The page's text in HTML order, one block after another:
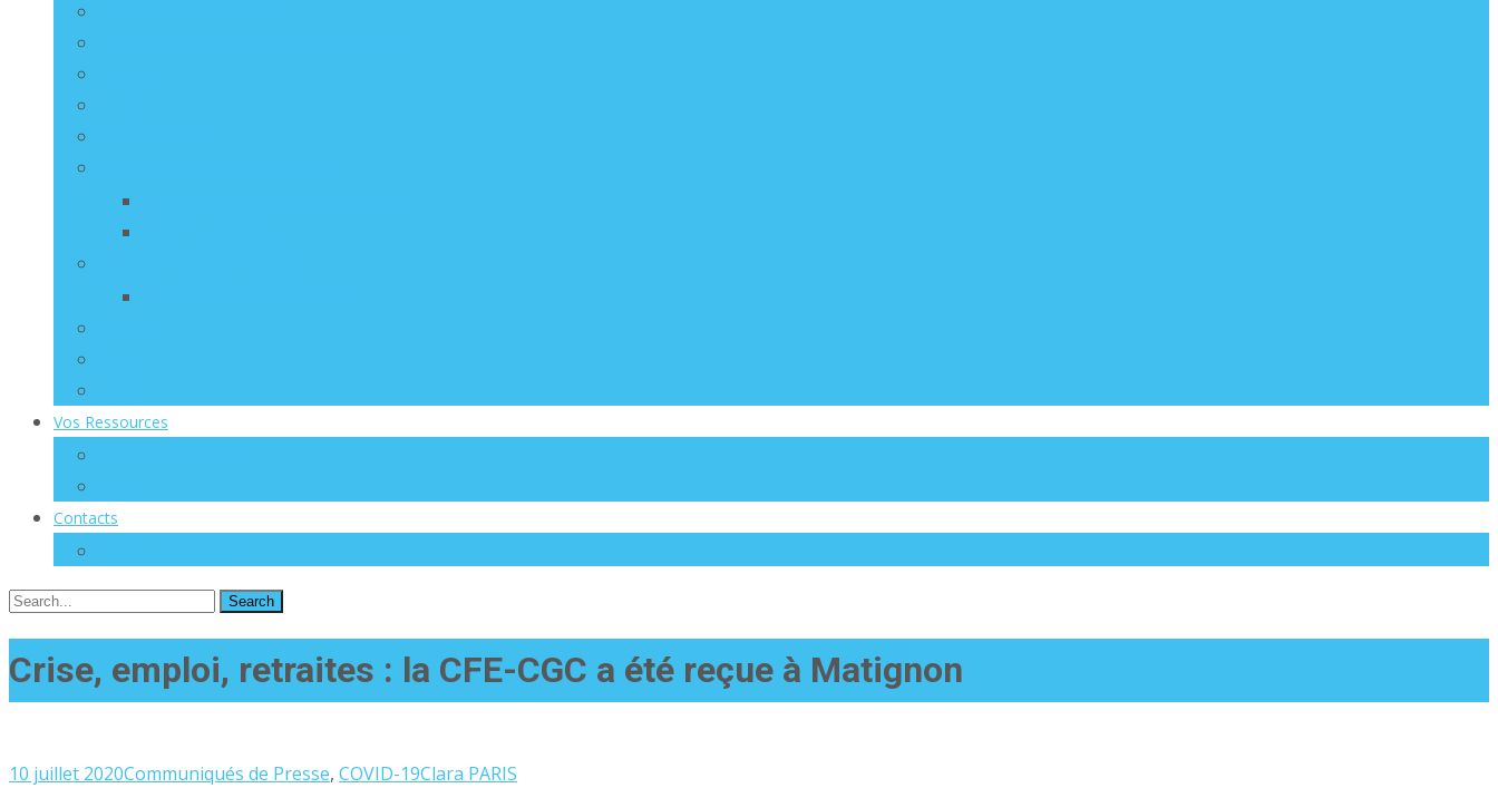
Vos Ressources
Contacts
Search
Crise, emploi, retraites : la CFE-CGC a été reçue à Matignon
10 juillet 2020Communiqués de Presse, COVID-19Clara PARIS